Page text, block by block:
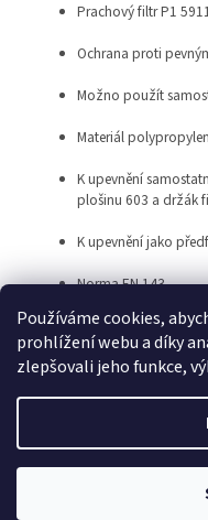
Používáme cookies,
prohlížení webu a díky
zlepšovali jeho funkce,
Prachový filtr P1
Ochrana proti
Možno použít
Materiál
K upevnění
plošinu 603 a držák
K upevnění jako
Norma EN 143.
Copyright 2026